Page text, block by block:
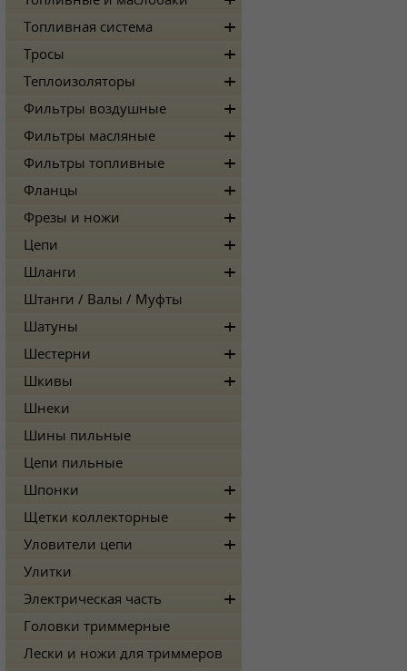
Топливная система
Тросы
Теплоизоляторы
Фильтры воздушные
Фильтры масляные
Фильтры топливные
Фланцы
Фрезы и ножи
Цепи
Шланги
Штанги / Валы / Муфты
Шатуны
Шестерни
Шкивы
Шнеки
Шины пильные
Цепи пильные
Шпонки
Щетки коллекторные
Уловители цепи
Улитки
Электрическая часть
Головки триммерные
Лески и ножи для триммеров